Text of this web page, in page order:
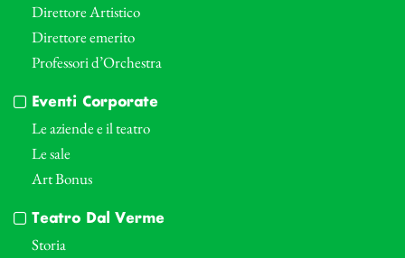
Direttore Artistico
Direttore emerito
Professori d’Orchestra
Eventi Corporate
Le aziende e il teatro
Le sale
Art Bonus
Teatro Dal Verme
Storia